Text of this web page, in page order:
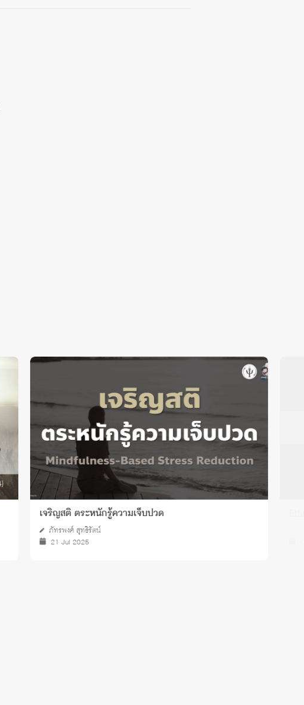
เจริญสติ ตระหนักรู้ความเจ็บปวด
ภัทรพงศ์ สุทธิรัตน์
21 Jul 2025